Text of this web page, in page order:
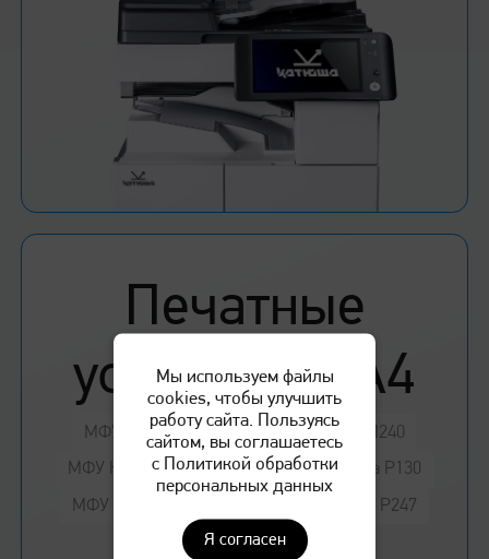
Печатные
устройства А4
МФУ Катюша М247
МФУ Катюша M240
МФУ Катюша M247e
Принтер Катюша P130
МФУ Катюша M130
Принтер Катюша P247
Подробнее
Мы используем файлы
cookies, чтобы улучшить
работу сайта. Пользуясь
сайтом, вы соглашаетесь
с Политикой обработки
персональных данных
Я согласен